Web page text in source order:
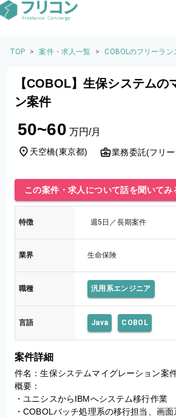
TOP > 案件・求人一覧 > COBOLのフリーラ
【COBOL】生保システムの
ン案件
50~60 万円/月
天空橋(東京都) 業務委託(フリ
この案件・求人について話を聞いてみ
特徴 週5日／長期案件
業界 生命保険
職種 汎用系エンジニア
言語 Java COBOL
案件詳細
件名：生保システムマイグレーション案
概要：
・ユニシスからIBMへシステム移行作業
・COBOLバッチ処理系の移行担当、画